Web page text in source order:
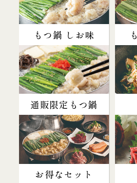
もつ鍋 しお味
通販限定もつ鍋
お得なセット